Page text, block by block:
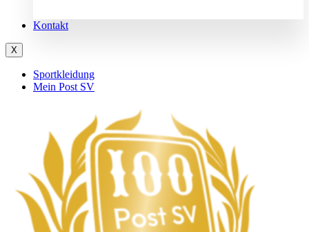
Kontakt
X
Sportkleidung
Mein Post SV